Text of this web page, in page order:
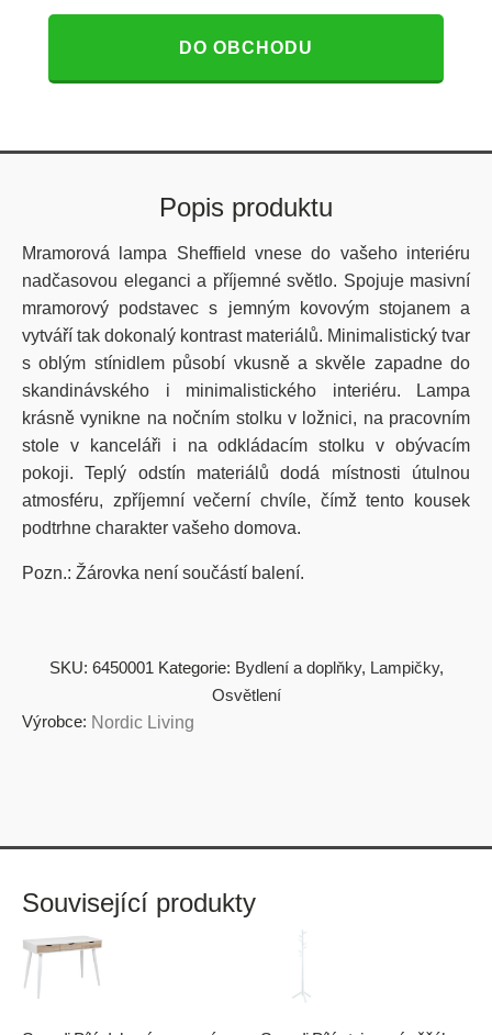
DO OBCHODU
Popis produktu
Mramorová lampa Sheffield vnese do vašeho interiéru
nadčasovou eleganci a příjemné světlo. Spojuje masivní
mramorový podstavec s jemným kovovým stojanem a
vytváří tak dokonalý kontrast materiálů. Minimalistický tvar
s oblým stínidlem působí vkusně a skvěle zapadne do
skandinávského i minimalistického interiéru. Lampa
krásně vynikne na nočním stolku v ložnici, na pracovním
stole v kanceláři i na odkládacím stolku v obývacím
pokoji. Teplý odstín materiálů dodá místnosti útulnou
atmosféru, zpříjemní večerní chvíle, čímž tento kousek
podtrhne charakter vašeho domova.
Pozn.: Žárovka není součástí balení.
SKU: 6450001 Kategorie: Bydlení a doplňky, Lampičky,
Osvětlení
Výrobce: Nordic Living
Související produkty